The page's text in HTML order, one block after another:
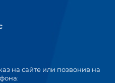
на сайте или позвонив на